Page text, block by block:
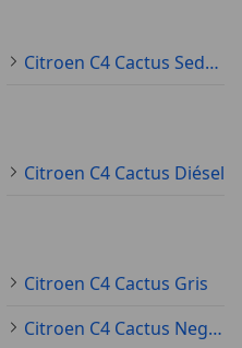
Citroen C4 Cactus Sedán
Citroen C4 Cactus Diésel
Citroen C4 Cactus Gris
Citroen C4 Cactus Negro